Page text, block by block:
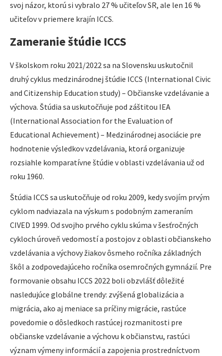
svoj názor, ktorú si vybralo 27 % učiteľov SR, ale len 16 %
učiteľov v priemere krajín ICCS.
Zameranie štúdie ICCS
V školskom roku 2021/2022 sa na Slovensku uskutočnil
druhý cyklus medzinárodnej štúdie ICCS (International Civic
and Citizenship Education study) – Občianske vzdelávanie a
výchova. Štúdia sa uskutočňuje pod záštitou IEA
(International Association for the Evaluation of
Educational Achievement) – Medzinárodnej asociácie pre
hodnotenie výsledkov vzdelávania, ktorá organizuje
rozsiahle komparatívne štúdie v oblasti vzdelávania už od
roku 1960.
Štúdia ICCS sa uskutočňuje od roku 2009, kedy svojím prvým
cyklom nadviazala na výskum s podobným zameraním
CIVED 1999. Od svojho prvého cyklu skúma v šesťročných
cykloch úroveň vedomostí a postojov z oblasti občianskeho
vzdelávania a výchovy žiakov ôsmeho ročníka základných
škôl a zodpovedajúceho ročníka osemročných gymnázií. Pre
formovanie obsahu ICCS 2022 boli obzvlášť dôležité
nasledujúce globálne trendy: zvýšená globalizácia a
migrácia, ako aj meniace sa príčiny migrácie, rastúce
povedomie o dôsledkoch rastúcej rozmanitosti pre
občianske vzdelávanie a výchovu k občianstvu, rastúci
význam výmeny informácií a zapojenia prostredníctvom